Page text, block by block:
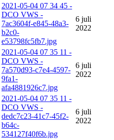
2021-05-04 07 34 45 -
DCO VWS -
7ac3604f-e845-48a3-
b2c0-
e53798fc5fb7.jpg
6 juli
2022
2021-05-04 07 35 11 -
DCO VWS -
7a570d93-c7e4-4597-
9fa1-
afa4881926c7.jpg
6 juli
2022
2021-05-04 07 35 11 -
DCO VWS -
dedc7c23-41c7-45f2-
b64c-
534127f40f6b.jpg
6 juli
2022